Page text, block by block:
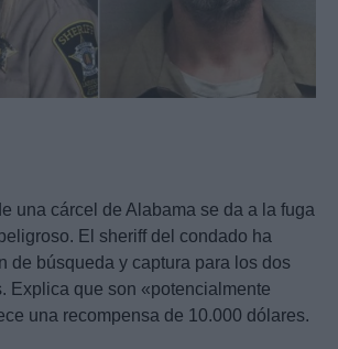
una cárcel de Alabama se da a la fuga
El sheriff del condado ha
de búsqueda y captura para los dos
Explica que son «potencialmente
una recompensa de 10.000 dólares.